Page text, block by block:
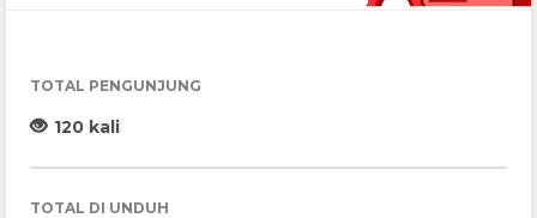
TOTAL PENGUNJUNG
120 kali
TOTAL DI UNDUH